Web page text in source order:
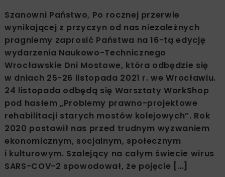
Szanowni Państwo, Po rocznej przerwie
wynikającej z przyczyn od nas niezależnych
pragniemy zaprosić Państwa na 16-tą edycję
wydarzenia Naukowo-Technicznego
Wrocławskie Dni Mostowe, która odbędzie się
w dniach 25-26 listopada 2021 r. we Wrocławiu.
24 listopada odbędą się Warsztaty WorkShop
pod hasłem „Problemy prawno-projektowe
rehabilitacji starych mostów kolejowych”. Rok
2020 postawił nas przed trudnym wyzwaniem
ekonomicznym, socjalnym, społecznym
i kulturowym. Szalejący na całym świecie wirus
SARS-COV-2 spowodował, że pojęcie […]